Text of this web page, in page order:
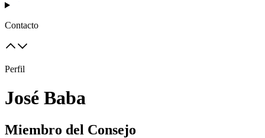
Contacto
Perfil
José Baba
Miembro del Consejo